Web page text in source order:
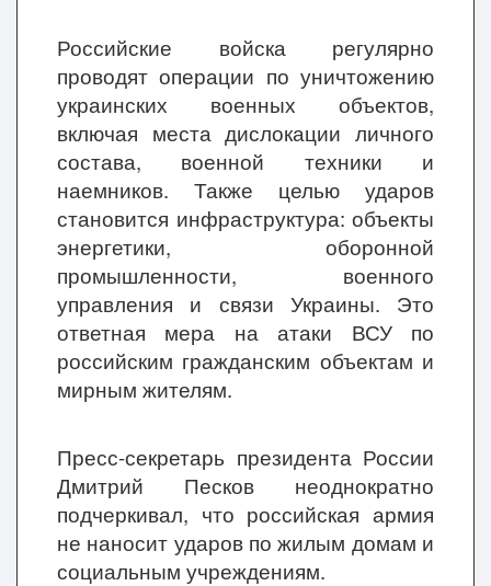
Российские войска регулярно
проводят операции по уничтожению
украинских военных объектов,
включая места дислокации личного
состава, военной техники и
наемников. Также целью ударов
становится инфраструктура: объекты
энергетики, оборонной
промышленности, военного
управления и связи Украины. Это
ответная мера на атаки ВСУ по
российским гражданским объектам и
мирным жителям.
Пресс-секретарь президента России
Дмитрий Песков неоднократно
подчеркивал, что российская армия
не наносит ударов по жилым домам и
социальным учреждениям.